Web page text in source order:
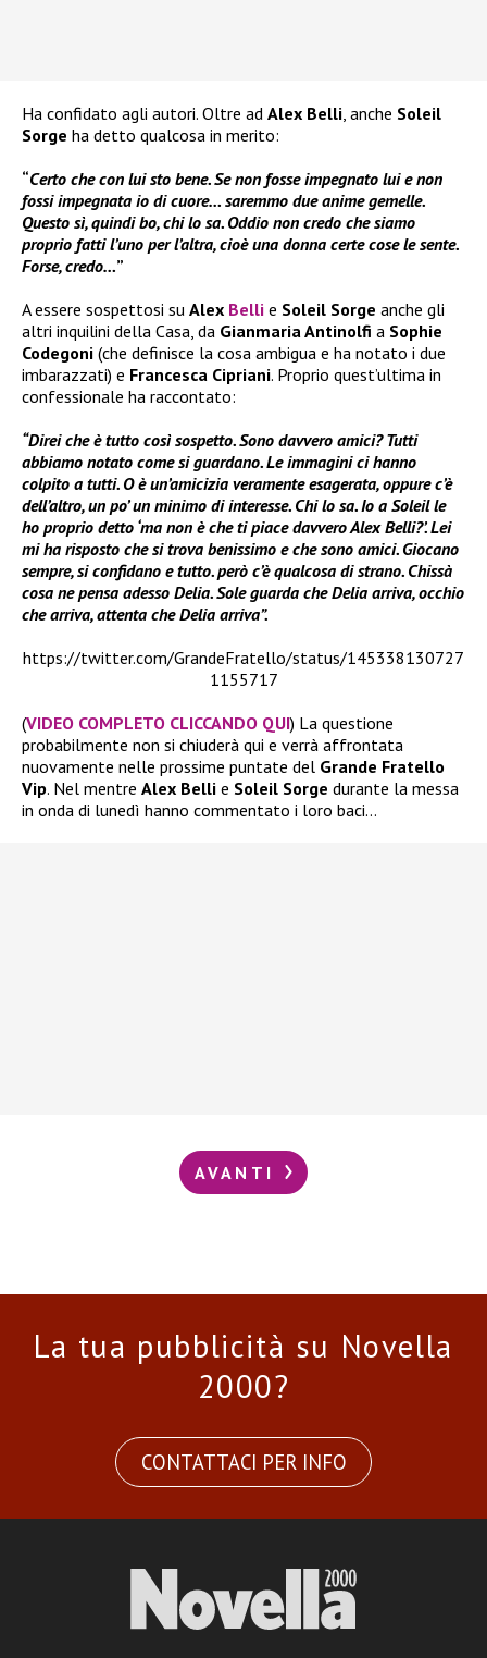
Ha confidato agli autori. Oltre ad Alex Belli, anche Soleil
Sorge ha detto qualcosa in merito:
“Certo che con lui sto bene. Se non fosse impegnato lui e non
fossi impegnata io di cuore… saremmo due anime gemelle.
Questo sì, quindi bo, chi lo sa. Oddio non credo che siamo
proprio fatti l’uno per l’altra, cioè una donna certe cose le sente.
Forse, credo…”
A essere sospettosi su Alex Belli e Soleil Sorge anche gli
altri inquilini della Casa, da Gianmaria Antinolfi a Sophie
Codegoni (che definisce la cosa ambigua e ha notato i due
imbarazzati) e Francesca Cipriani. Proprio quest’ultima in
confessionale ha raccontato:
“Direi che è tutto così sospetto. Sono davvero amici? Tutti
abbiamo notato come si guardano. Le immagini ci hanno
colpito a tutti. O è un’amicizia veramente esagerata, oppure c’è
dell’altro, un po’ un minimo di interesse. Chi lo sa. Io a Soleil le
ho proprio detto ‘ma non è che ti piace davvero Alex Belli?’. Lei
mi ha risposto che si trova benissimo e che sono amici. Giocano
sempre, si confidano e tutto. però c’è qualcosa di strano. Chissà
cosa ne pensa adesso Delia. Sole guarda che Delia arriva, occhio
che arriva, attenta che Delia arriva”.
https://twitter.com/GrandeFratello/status/145338130727
1155717
(VIDEO COMPLETO CLICCANDO QUI) La questione
probabilmente non si chiuderà qui e verrà affrontata
nuovamente nelle prossime puntate del Grande Fratello
Vip. Nel mentre Alex Belli e Soleil Sorge durante la messa
in onda di lunedì hanno commentato i loro baci…
AVANTI
La tua pubblicità su Novella
2000?
CONTATTACI PER INFO